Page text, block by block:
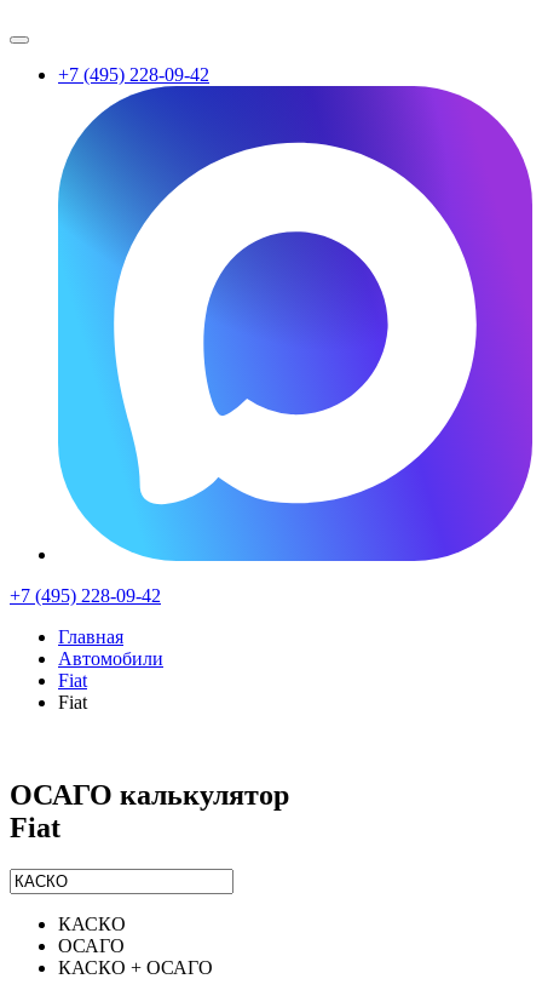
+7 (495) 228-09-42
+7 (495) 228-09-42
Главная
Автомобили
Fiat
Fiat
ОСАГО калькулятор
Fiat
КАСКО
ОСАГО
КАСКО + ОСАГО